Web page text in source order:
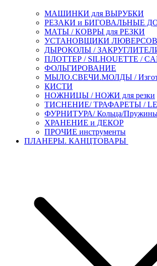
МАШИНКИ для ВЫРУБКИ
РЕЗАКИ и БИГОВАЛЬНЫЕ
МАТЫ / КОВРЫ для РЕЗКИ
УСТАНОВЩИКИ ЛЮВЕРСОВ
ДЫРОКОЛЫ /
ПЛОТТЕР / SILHOUETTE /
ФОЛЬГИРОВАНИЕ
МЫЛО.СВЕЧИ.МОЛДЫ /
КИСТИ
НОЖНИЦЫ / НОЖИ для резки
ТИСНЕНИЕ/ ТРАФАРЕТЫ /
ФУРНИТУРА/ Кольца/
ХРАНЕНИЕ и ДЕКОР
ПРОЧИЕ инструменты
ПЛАНЕРЫ. КАНЦТОВАРЫ